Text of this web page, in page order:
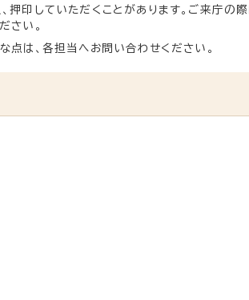
押印していただくことがあります。ご来庁の
さい。
点は、各担当へお問い合わせください。